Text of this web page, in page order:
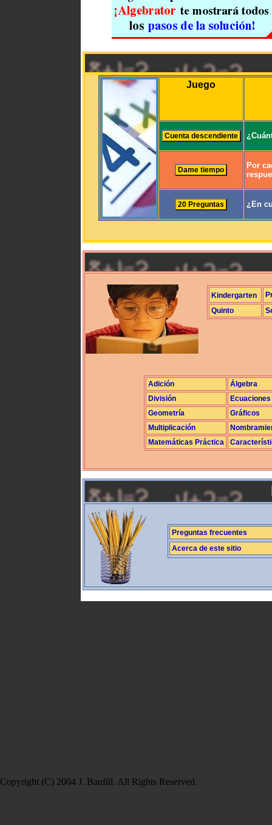
Juego
Por
¿En
Kindergarten
Quinto
Adición
Álgebra
División
Ecuaciones
Geometría
Gráficos
Multiplicación
Matemáticas Práctica
Preguntas frecuentes
Acerca de este sitio
Copyright (C) 2004 J. Banfill. All Rights Reserved.